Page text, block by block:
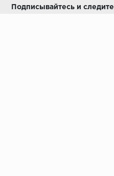
Подписывайтесь и